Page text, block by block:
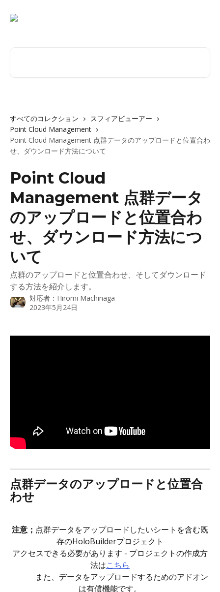
すべてのコレクション
スフィアビューアー
Point Cloud Management
Point Cloud Management 点群データのアップロードと位置合わ
せ、ダウンロード方法について
Point Cloud
Management 点群データ
のアップロードと位置合わ
せ、ダウンロード方法につ
いて
点群のアップロードと位置合わせ、そしてダウンロード
する方法を紹介します。
対応者： Hiromi Machinaga
2023年5月24日
点群データのアップロードと位置合
わせ
注意； 点群データをアップロードしたいシートを含む既
存のHoloBuilderプロジェクト
アクセスできる必要があります - プロジェクトの作成方
法はこちら
また、データをアップロードするためのアドオン
は有償機能です。